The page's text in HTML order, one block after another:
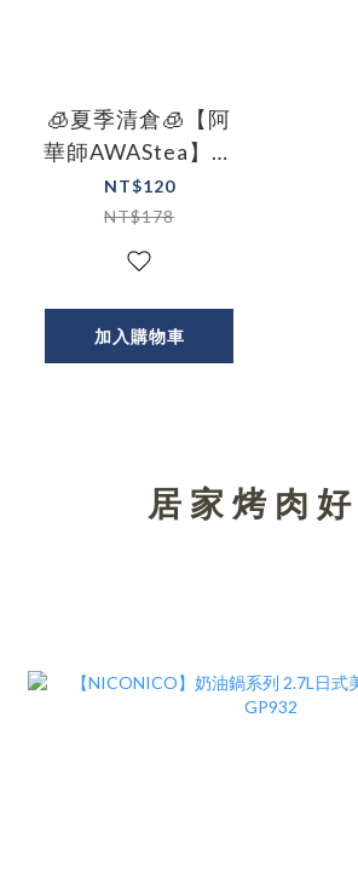
🧊夏季清倉🧊【阿
華師AWAStea】廬
山蜜香紅茶(蟲咬的
紅茶)
NT$120
NT$178
加入購物車
居 家 烤 肉